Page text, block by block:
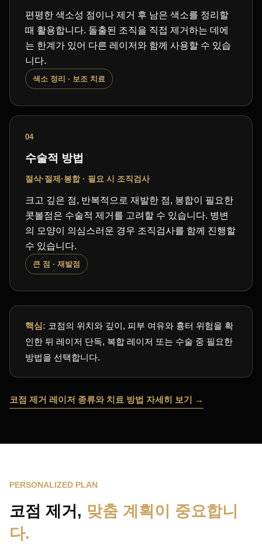
편평한 색소성 점이나 제거 후 남은 색소를 정리할
때 활용합니다. 돌출된 조직을 직접 제거하는 데에
는 한계가 있어 다른 레이저와 함께 사용할 수 있습
니다.
색소 정리 · 보조 치료
04
수술적 방법
절삭·절제·봉합 · 필요 시 조직검사
크고 깊은 점, 반복적으로 재발한 점, 봉합이 필요한
콧볼점은 수술적 제거를 고려할 수 있습니다. 병변
의 모양이 의심스러운 경우 조직검사를 함께 진행할
수 있습니다.
큰 점 · 재발점
핵심: 코점의 위치와 깊이, 피부 여유와 흉터 위험을 확
인한 뒤 레이저 단독, 복합 레이저 또는 수술 중 필요한
방법을 선택합니다.
코점 제거 레이저 종류와 치료 방법 자세히 보기
PERSONALIZED PLAN
코점 제거, 맞춤 계획이 중요합니
다.